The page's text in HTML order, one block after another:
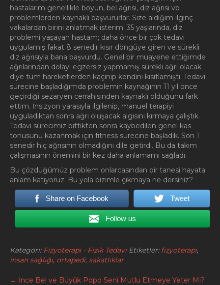
hastalarım genellikle boyun, bel ağrısı, diz ağrısı vb
problemlerden kaynaklı başvururlar. Size aldığım ilginç
vakalardan birini anlatmak isterim. 35 yaşlarında, diz
problemi yaşayan hastam; daha önce bir çok tedavi
uygulamış fakat 8 senedir kısır döngüye giren ve sürekli
diz ağrısıyla bana başvurdu. Genel bir muayene ettiğimde
ağrılarından dolayı egzersiz yapmamış sürekli ağrı olacak
diye tüm hareketlerden kaçınıp kendini kısıtlamıştı. Tedavi
sürecine başladığımda problemin kaynağının 11 yıl önce
geçirdiği sezaryen cerrahisinden kaynaklı olduğunu fark
ettim. İnsizyon yarasıyla ilgilenip, manuel terapiyi
uyguladıktan sonra ağrı oluşacak algısını kırmaya çalıştık.
Tedavi sürecimiz bittikten sonra kaybedilen genel kas
tonusunu kazanmak için fitness sürecine başladık. Son 1
senedir hiç ağrısının olmadığını dile getirdi. Bu da takım
çalışmasının önemini bir kez daha anlamamı sağladı.
Bu çözdüğümüz problem onlarcasından bir tanesi hayata
anlam katıyoruz. Bu yola bizimle çıkmaya ne dersiniz?
Share on Facebook Tweet
Follow us
Kategori: Fizyoterapi - Fizik TedaviEtiketler: fizyoterapi,
insan sağlığı, ortapedi, sakatlıklar
← İnce Bel ve Büyük Popo Seni Mutlu Etmeye Yeter Mi?